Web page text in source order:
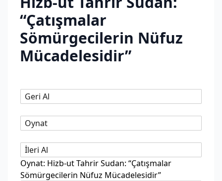
“Çatışmalar
Sömürgecilerin Nüfuz
Mücadelesidir”
Geri Al
Oynat
İleri Al
Oynat: Hizb-ut Tahrir Sudan: “Çatışmalar
Sömürgecilerin Nüfuz Mücadelesidir”